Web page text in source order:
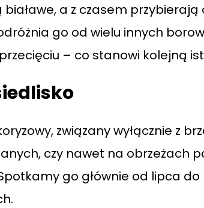
białawe, a z czasem
go od wielu innych
– co stanowi kolejną
związany wyłącznie z
czy nawet na obrzeżach
go głównie od lipca